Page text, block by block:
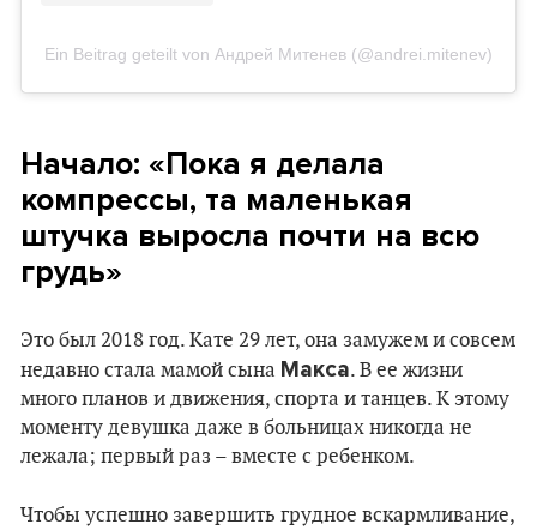
Ein Beitrag geteilt von Андрей Митенев (@andrei.mitenev)
Начало: «Пока я делала
компрессы, та маленькая
штучка выросла почти на всю
грудь»
Это был 2018 год. Кате 29 лет, она замужем и совсем
недавно стала мамой сына Макса. В ее жизни
много планов и движения, спорта и танцев. К этому
моменту девушка даже в больницах никогда не
лежала; первый раз – вместе с ребенком.
Чтобы успешно завершить грудное вскармливание,